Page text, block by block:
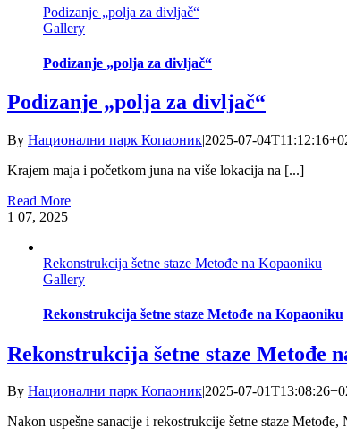
Podizanje „polja za divljač“
Gallery
Podizanje „polja za divljač“
Podizanje „polja za divljač“
By Национални парк Копаоник|2025-07-
Krajem maja i početkom juna na više lokacija na [...]
Read More
1 07, 2025
Rekonstrukcija šetne staze Metođe na Kopaoniku
Gallery
Rekonstrukcija šetne staze Metođe na Kopaoniku
Rekonstrukcija šetne staze Metođe
By Национални парк Копаоник|2025-07-
Nakon uspešne sanacije i rekostrukcije šetne staze